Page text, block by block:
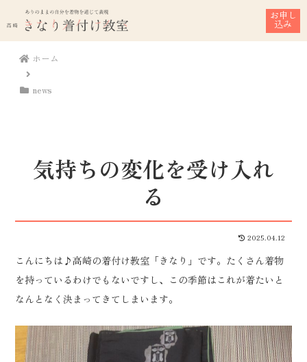
お申し
込み
ホーム
news
気持ちの変化を受け入れ
る
2025.04.12
こんにちは♪高崎の着付け教室「きなり」です。たくさん着物
を持っているわけでもないですし、この季節はこれが着たいと
なんとなく決まってきてしまいます。